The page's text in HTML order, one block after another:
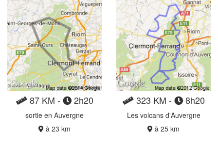
87 KM - 2h20
sortie en Auvergne
à 23 km
323 KM - 8h20
Les volcans d'Auvergne
à 25 km